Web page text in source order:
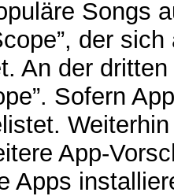
Songs
der
An der
Sofern
App-
Apps